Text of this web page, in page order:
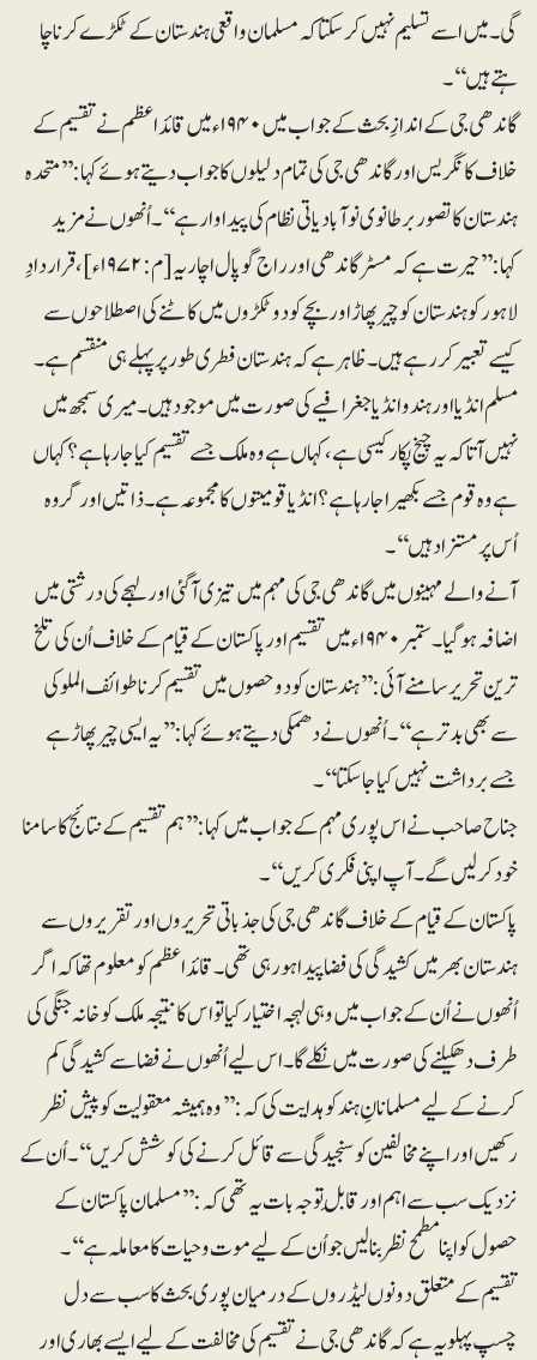
گی۔ میں اسے تسلیم نہیں کرسکتا کہ مسلمان واقعی ہندستان کے ٹکڑے کرنا چا
ہتےہیں‘‘۔
گاندھی جی کے اندازِ بحث کے جواب میں ۱۹۴۰ء میں قائداعظم نے تقسیم کے
خلاف کانگریس اور گاندھی جی کی تمام دلیلوں کا جواب دیتے ہوئے کہا: ’’متحدہ
ہندستان کا تصور برطانوی نوآبادیاتی نظام کی پیداوار ہے‘‘۔ اُنھوں نے مزید
کہا:’’حیرت ہے کہ مسٹر گاندھی اور راج گوپال اچاریہ [م: ۱۹۷۲ء] ، قراردادِ
لاہور کو ہندستان کو چیرپھاڑ اور بچے کو دو ٹکڑوں میں کاٹنے کی اصطلاحوں سے
کیسے تعبیر کر رہے ہیں۔ ظاہر ہے کہ ہندستان فطری طور پر پہلے ہی منقسم ہے۔
مسلم انڈیا اور ہندو انڈیا جغرافیے کی صورت میں موجود ہیں۔ میری سمجھ میں
نہیں آتا کہ یہ چیخ پکار کیسی ہے، کہاں ہے وہ ملک جسے تقسیم کیا جارہا ہے؟ کہاں
ہے وہ قوم جسے بکھیرا جا رہا ہے؟ انڈیا قومیتوں کا مجموعہ ہے۔ ذاتیں اور گروہ
اُس پر مستزاد ہیں‘‘۔
آنے والے مہینوں میں گاندھی جی کی مہم میں تیزی آگئی اور لہجے کی درشتی میں
اضافہ ہوگیا۔ ستمبر ۱۹۴۰ء میں تقسیم اور پاکستان کے قیام کے خلاف اُن کی تلخ
ترین تحریر سامنے آئی: ’’ہندستان کو دو حصوں میں تقسیم کرنا طوائف الملوکی
سے بھی بدتر ہے‘‘ ۔ اُنھوں نے دھمکی دیتے ہوئے کہا: ’’یہ ایسی چیرپھاڑ ہے
جسے برداشت نہیں کیا جاسکتا‘‘۔
جناح صاحب نے اس پوری مہم کے جواب میں کہا: ’’ہم تقسیم کے نتائج کا سامنا
خود کرلیں گے۔ آپ اپنی فکری کریں‘‘۔
پاکستان کے قیام کے خلاف گاندھی جی کی جذباتی تحریروں اور تقریروں سے
ہندستان بھر میں کشیدگی کی فضا پیدا ہورہی تھی۔ قائداعظم کو معلوم تھا کہ اگر
اُنھوں نے اُن کے جواب میں وہی لہجہ اختیار کیا تو اس کا نتیجہ ملک کو خانہ جنگی کی
طرف دھکیلنے کی صورت میں نکلے گا۔ اس لیے اُنھوں نے فضا سے کشیدگی کم
کرنے کے لیے مسلمانانِ ہند کو ہدایت کی کہ: ’’وہ ہمیشہ معقولیت کو پیش نظر
رکھیں اور اپنے مخالفین کو سنجیدگی سے قائل کرنے کی کوشش کریں‘‘۔ اُن کے
نزدیک سب سے اہم اور قابلِ توجہ بات یہ تھی کہ:’ ’مسلمان پاکستان کے
حصول کو اپنا مطمح نظر بنالیں جو اُن کے لیے موت و حیات کا معاملہ ہے‘‘۔
تقسیم کے متعلق دونوں لیڈروں کے درمیان پوری بحث کا سب سے دل
چسپ پہلو یہ ہے کہ گاندھی جی نے تقسیم کی مخالفت کے لیے ایسے بھاری اور